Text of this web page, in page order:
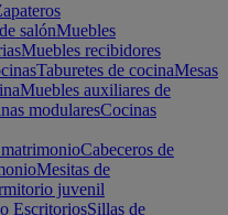
salónMuebles
Muebles recibidores
Taburetes de cocinaMesas
Muebles auxiliares de
modularesCocinas
Cabeceros de
Mesitas de
juvenil
EscritoriosSillas de